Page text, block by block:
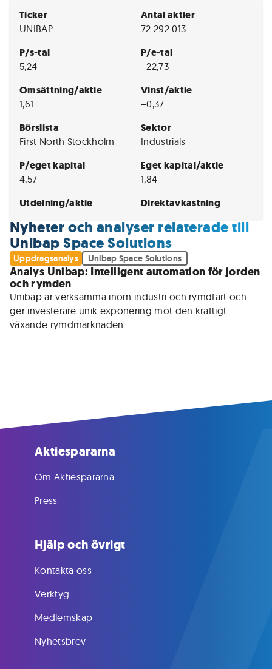
Ticker
UNIBAP
Antal aktier
72 292 013
P/s-tal
5,24
P/e-tal
−22,73
Omsättning/aktie
1,61
Vinst/aktie
−0,37
Börslista
First North Stockholm
Sektor
Industrials
P/eget kapital
4,57
Eget kapital/aktie
1,84
Utdelning/aktie Direktavkastning
Nyheter och analyser relaterade till
Unibap Space Solutions
Uppdragsanalys Unibap Space Solutions
Analys Unibap: Intelligent automation för jorden
och rymden
Unibap är verksamma inom industri och rymdfart och
ger investerare unik exponering mot den kraftigt
växande rymdmarknaden.
Aktiespararna
Om Aktiespararna
Press
Hjälp och övrigt
Kontakta oss
Verktyg
Medlemskap
Nyhetsbrev